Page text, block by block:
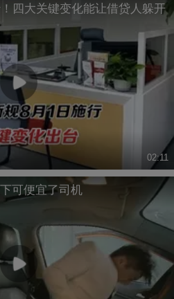
四大关键变化能让借贷人躲开
02:11
可便宜了司机